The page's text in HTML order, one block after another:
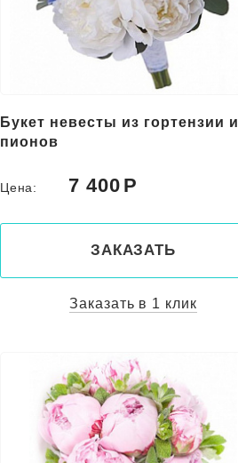
Букет невесты из гортензии и
пионов
Цена: 7 400
ЗАКАЗАТЬ
Заказать в 1 клик